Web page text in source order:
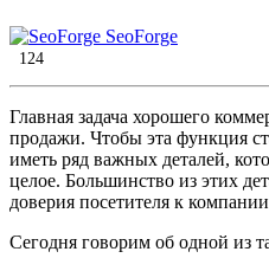
SeoForge
124
​Главная задача хорошего
продажи. Чтобы эта функция
иметь ряд важных деталей,
целое. Большинство из этих
доверия посетителя к
Сегодня говорим об одной из